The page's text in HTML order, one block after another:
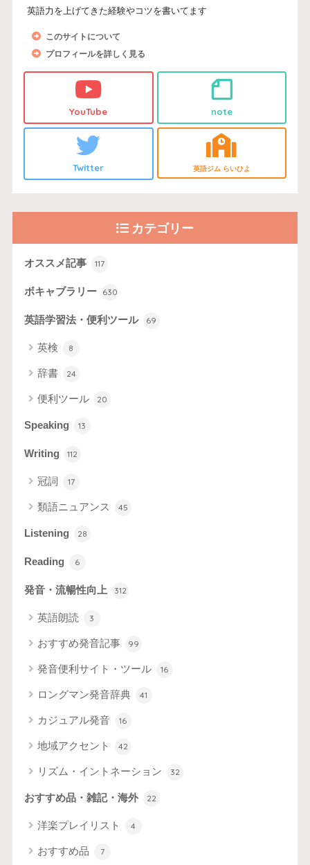
英語力を上げてきた経験やコツを書いてます
このサイトについて
プロフィールを詳しく見る
YouTube note
Twitter 英語ジム らいひよ
カテゴリー
オススメ記事 117
ボキャブラリー 630
英語学習法・便利ツール 69
英検 8
辞書 24
便利ツール 20
Speaking 13
Writing 112
冠詞 17
類語ニュアンス 45
Listening 28
Reading 6
発音・流暢性向上 312
英語朗読 3
おすすめ発音記事 99
発音便利サイト・ツール 16
ロングマン発音辞典 41
カジュアル発音 16
地域アクセント 42
リズム・イントネーション 32
おすすめ品・雑記・海外 22
洋楽プレイリスト 4
おすすめ品 7